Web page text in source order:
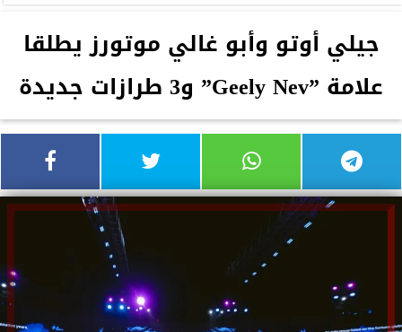
جيلي أوتو وأبو غالي موتورز يطلقا
علامة ”Geely Nev” و3 طرازات جديدة